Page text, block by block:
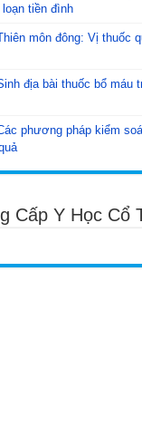
tiền đình
môn đông: Vị thuốc
địa bài thuốc bổ máu
phương pháp kiểm
Cấp Y Học Cổ